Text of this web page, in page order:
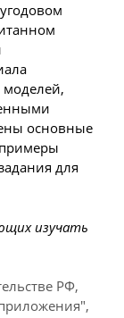
моделей,
основные
для
изучать
РФ,
,